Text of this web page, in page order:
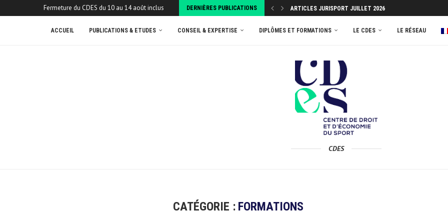
Fermeture du CDES du 10 au 14 août inclus DERNIÈRES PUBLICATIONS SPORT AMATEUR : LE CDES LANCE UNE ENQUÊTE...
ACCUEIL
PUBLICATIONS & ETUDES CONSEIL & EXPERTISE DIPLÔMES ET FORMATIONS LE CDES LE RÉSEAU
CDES
CATÉGORIE : FORMATIONS